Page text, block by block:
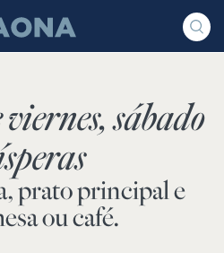
Saona
sábado
prato principal e
ou café.